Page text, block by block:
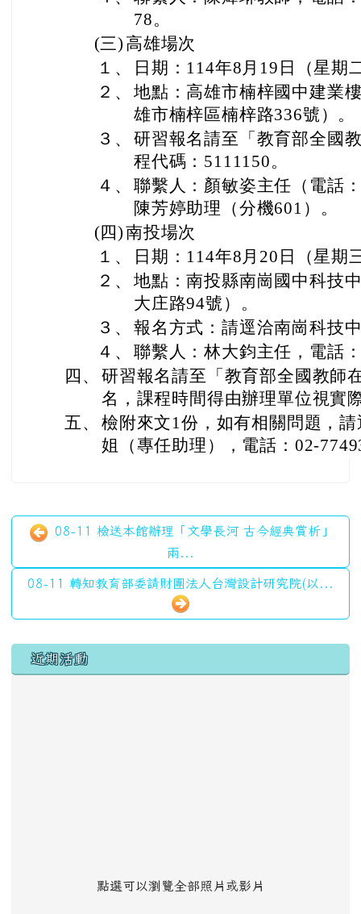
78。
(三) 高雄場次
１、
日期：114年8月19日（星期
２、 地點：高雄市楠梓國中建業
雄市楠梓區楠梓路336號）。
３、 研習報名請至「教育部全國
程代碼：5111150。
４、 聯繫人：顏敏姿主任（電話
陳芳婷助理（分機601）。
(四)南投場次
１、
日期：114年8月20日（星期
２、 地點：南投縣南崗國中科技
大庄路94號）。
３、 報名方式：請逕洽南崗科技
４、 聯繫人：林大鈞主任，電話
四、 研習報名請至「教育部全國教師
名，課程時間得由辦理單位視實
五、 檢附來文1份，如有相關問題，
姐（專任助理），電話：02-
08-11 檢送本館辦理「文學長河 古今經典賞析」
兩...
08-11 轉知教育部委請財團法人台灣設計研究院(以...
左邊區域內容
近期活動
點選可以瀏覽全部照片或影片